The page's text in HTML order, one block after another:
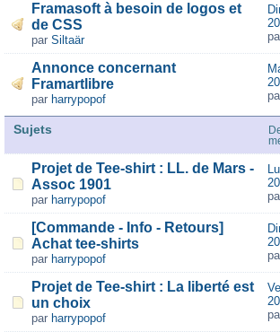
Framasoft à besoin de logos et
de CSS
par Siltaär
Annonce concernant
Framartlibre
par harrypopof
Sujets
Projet de Tee-shirt : LL. de Mars -
Assoc 1901
par harrypopof
[Commande - Info - Retours]
Achat tee-shirts
par harrypopof
Projet de Tee-shirt : La liberté est
un choix
par harrypopof